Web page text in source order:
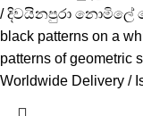
/ දිවයිනපුරා නොමිලේ
black patterns on a
patterns of geometric
Worldwide Delivery /